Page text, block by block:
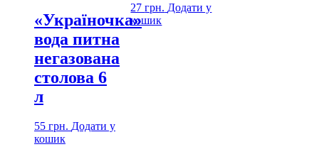
«Україночка»
вода питна
негазована
столова 6
л
55 грн. Додати у
кошик
27грн. Додати у
кошик